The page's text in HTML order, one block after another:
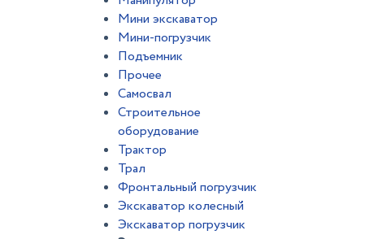
Мини экскаватор
Мини-погрузчик
Подъемник
Прочее
Самосвал
Строительное
оборудование
Трактор
Трал
Фронтальный погрузчик
Экскаватор колесный
Экскаватор погрузчик